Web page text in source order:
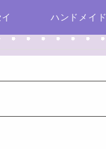
ハンドメイド